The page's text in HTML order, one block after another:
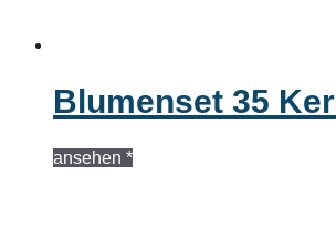
Blumenset 35
ansehen *